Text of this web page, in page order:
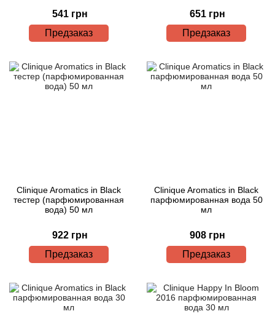
541 грн
Предзаказ
651 грн
Предзаказ
Clinique Aromatics in Black
тестер (парфюмированная
вода) 50 мл
922 грн
Предзаказ
Clinique Aromatics in Black
парфюмированная вода 50
мл
908 грн
Предзаказ